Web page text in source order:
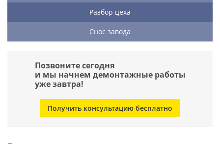
Разбор цеха
Снос завода
Позвоните сегодня
и мы начнем демонтажные работы
уже завтра!
Получить консультацию бесплатно